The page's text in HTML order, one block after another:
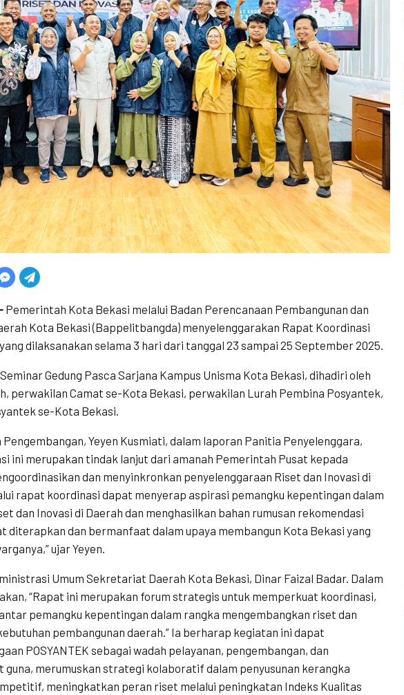
Pemerintah Kota Bekasi melalui Badan Perencanaan Pembangunan dan
Kota Bekasi (Bappelitbangda) menyelenggarakan Rapat Koordinasi
dilaksanakan selama 3 hari dari tanggal 23 sampai 25 September 2025.
Gedung Pasca Sarjana Kampus Unisma Kota Bekasi, dihadiri oleh
perwakilan Camat se-Kota Bekasi, perwakilan Lurah Pembina Posyantek,
se-Kota Bekasi.
Yeyen Kusmiati, dalam laporan Panitia Penyelenggara,
ini merupakan tindak lanjut dari amanah Pemerintah Pusat kepada
dan menyinkronkan penyelenggaraan Riset dan Inovasi di
rapat koordinasi dapat menyerap aspirasi pemangku kepentingan dalam
dan Inovasi di Daerah dan menghasilkan bahan rumusan rekomendasi
diterapkan dan bermanfaat dalam upaya membangun Kota Bekasi yang
ujar Yeyen.
Umum Sekretariat Daerah Kota Bekasi, Dinar Faizal Badar. Dalam
“Rapat ini merupakan forum strategis untuk memperkuat koordinasi,
pemangku kepentingan dalam rangka mengembangkan riset dan
pembangunan daerah.” Ia berharap kegiatan ini dapat
POSYANTEK sebagai wadah pelayanan, pengembangan, dan
merumuskan strategi kolaboratif dalam penyusunan kerangka
meningkatkan peran riset melalui peningkatan Indeks Kualitas